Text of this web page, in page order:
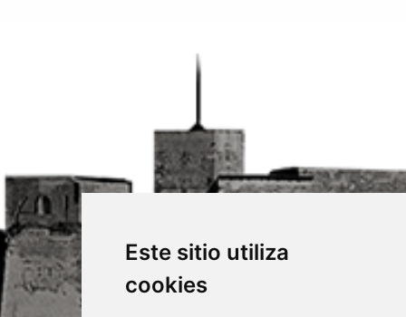
Este sitio utiliza
cookies